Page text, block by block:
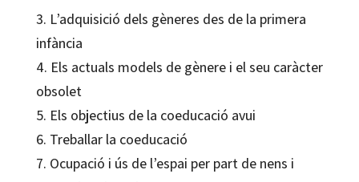
3. L’adquisició dels gèneres des de la primera
infància
4. Els actuals models de gènere i el seu caràcter
obsolet
5. Els objectius de la coeducació avui
6. Treballar la coeducació
7. Ocupació i ús de l’espai per part de nens i